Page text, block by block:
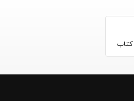
و توجه به تمرین ها
های تالیفی و معتبر می
کتاب